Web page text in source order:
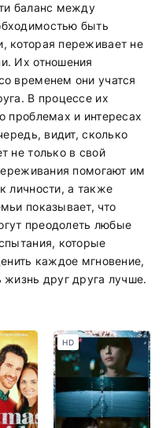
баланс между
быть
которая переживает не
Их отношения
временем они учатся
В процессе их
проблемах и интересах
видит, сколько
не только в свой
помогают им
личности, а также
показывает, что
преодолеть любые
которые
каждое мгновение,
жизнь друг друга лучше.
HD